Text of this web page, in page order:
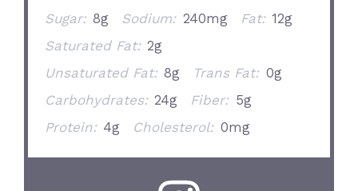
Sugar: 8g Sodium: 240mg Fat: 12g
Saturated Fat: 2g
Unsaturated Fat: 8g Trans Fat: 0g
Carbohydrates: 24g Fiber: 5g
Protein: 4g Cholesterol: 0mg